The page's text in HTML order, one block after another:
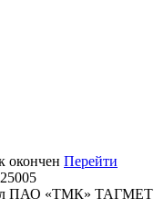
окончен Перейти
ПАО «ТМК» ТАГМЕТ